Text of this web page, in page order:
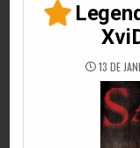
13 DE